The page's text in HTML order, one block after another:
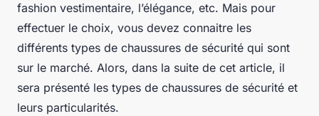
fashion vestimentaire, l’élégance, etc. Mais pour
effectuer le choix, vous devez connaitre les
différents types de chaussures de sécurité qui sont
sur le marché. Alors, dans la suite de cet article, il
sera présenté les types de chaussures de sécurité et
leurs particularités.